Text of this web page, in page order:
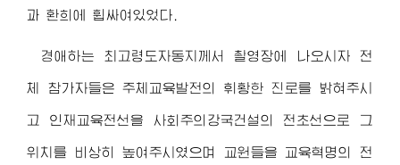
과 환희에 휩싸여있었다.
경애하는 최고령도자동지 께서 촬영장에 나오시자 전
체 참가자들은 주체교육발전의 휘황한 진로를 밝혀주시
고 인재교육전선을 사회주의강국건설의 전초선으로 그
위치를 비상히 높여주시였으며 교원들을 교육혁명의 전